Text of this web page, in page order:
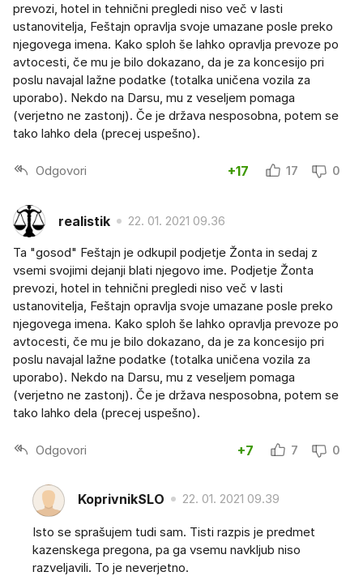
prevozi, hotel in tehnični pregledi niso več v lasti
ustanovitelja, Feštajn opravlja svoje umazane posle preko
njegovega imena. Kako sploh še lahko opravlja prevoze po
avtocesti, če mu je bilo dokazano, da je za koncesijo pri
poslu navajal lažne podatke (totalka uničena vozila za
uporabo). Nekdo na Darsu, mu z veseljem pomaga
(verjetno ne zastonj). Če je država nesposobna, potem se
tako lahko dela (precej uspešno).
Odgovori +17 17 0
realistik 22. 01. 2021 09.36
Ta "gosod" Feštajn je odkupil podjetje Žonta in sedaj z
vsemi svojimi dejanji blati njegovo ime. Podjetje Žonta
prevozi, hotel in tehnični pregledi niso več v lasti
ustanovitelja, Feštajn opravlja svoje umazane posle preko
njegovega imena. Kako sploh še lahko opravlja prevoze po
avtocesti, če mu je bilo dokazano, da je za koncesijo pri
poslu navajal lažne podatke (totalka uničena vozila za
uporabo). Nekdo na Darsu, mu z veseljem pomaga
(verjetno ne zastonj). Če je država nesposobna, potem se
tako lahko dela (precej uspešno).
Odgovori +7 7 0
KoprivnikSLO 22. 01. 2021 09.39
Isto se sprašujem tudi sam. Tisti razpis je predmet
kazenskega pregona, pa ga vsemu navkljub niso
razveljavili. To je neverjetno.